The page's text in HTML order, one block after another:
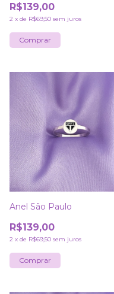
R$139,00
2 x de R$69,50 sem juros
Comprar
Anel São Paulo
R$139,00
2 x de R$69,50 sem juros
Comprar